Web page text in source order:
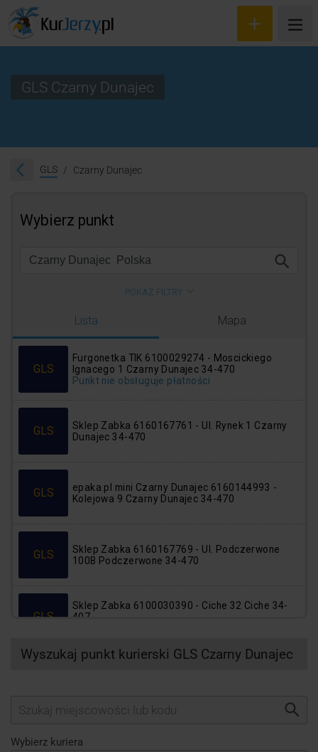
Rejestracja
GLS Czarny Dunajec
GLS Czarny Dunajec
Wyszukaj punkt kurierski GLS Czarny Dunajec
Wybierz kuriera